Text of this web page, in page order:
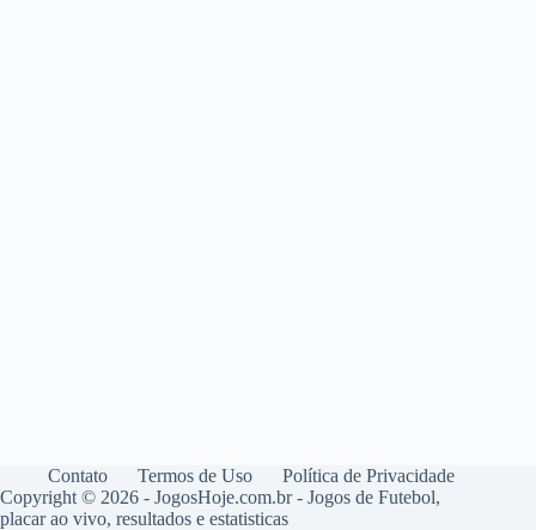
Contato Termos de Uso
Política de Privacidade
Copyright © 2026 - JogosHoje.com.br - Jogos de Futebol,
placar ao vivo, resultados e estatisticas